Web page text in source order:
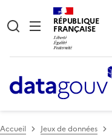
RÉPUBLIQUE
FRANÇAISE
Accueil Jeux de données